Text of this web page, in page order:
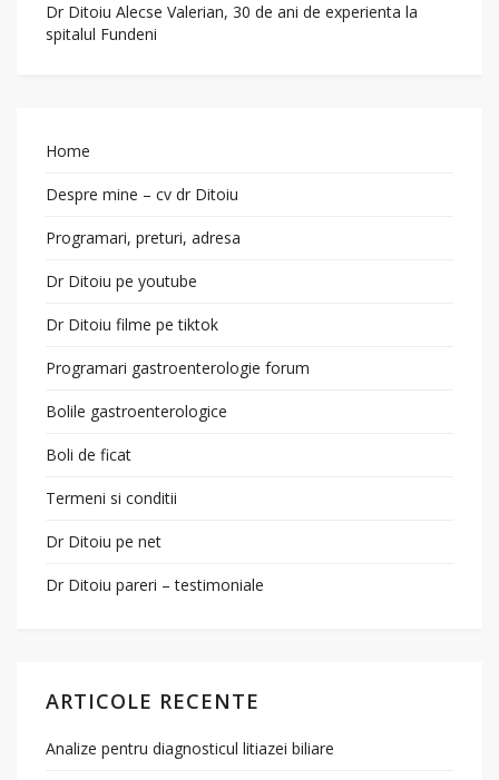
Dr Ditoiu Alecse Valerian, 30 de ani de experienta la
spitalul Fundeni
Home
Despre mine – cv dr Ditoiu
Programari, preturi, adresa
Dr Ditoiu pe youtube
Dr Ditoiu filme pe tiktok
Programari gastroenterologie forum
Bolile gastroenterologice
Boli de ficat
Termeni si conditii
Dr Ditoiu pe net
Dr Ditoiu pareri – testimoniale
ARTICOLE RECENTE
Analize pentru diagnosticul litiazei biliare